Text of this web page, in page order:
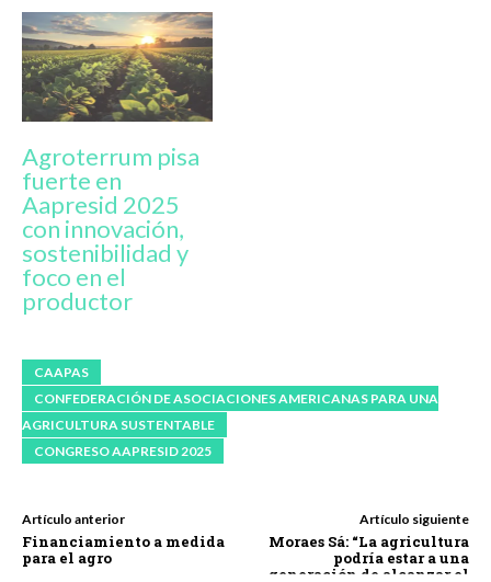
Agroterrum pisa
fuerte en
Aapresid 2025
con innovación,
sostenibilidad y
foco en el
productor
CAAPAS
CONFEDERACIÓN DE ASOCIACIONES AMERICANAS PARA UNA
AGRICULTURA SUSTENTABLE
CONGRESO AAPRESID 2025
Artículo anterior
Financiamiento a medida
para el agro
Artículo siguiente
Moraes Sá: “La agricultura
podría estar a una
generación de alcanzar el